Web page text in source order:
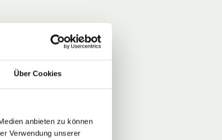
Über Cookies
anbieten zu können
Verwendung unserer